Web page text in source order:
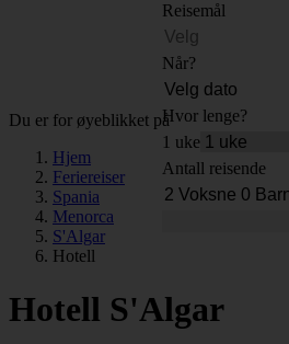
Reisemål
Når?
Hvor lenge?
1 uke
Antall reisende
Du er for øyeblikket på
Hjem
Feriereiser
Spania
Menorca
S'Algar
Hotell
Hotell S'Algar